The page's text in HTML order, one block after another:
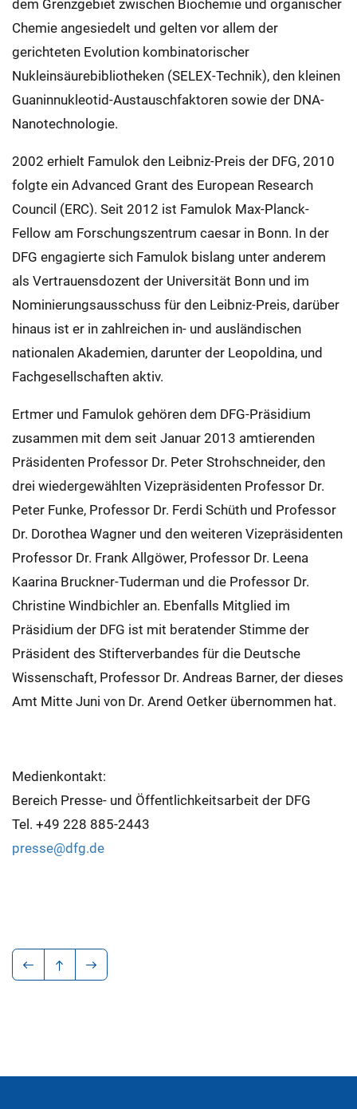
dem Grenzgebiet zwischen Biochemie und organischer
Chemie angesiedelt und gelten vor allem der
gerichteten Evolution kombinatorischer
Nukleinsäurebibliotheken (SELEX-Technik), den kleinen
Guaninnukleotid-Austauschfaktoren sowie der DNA-
Nanotechnologie.
2002 erhielt Famulok den Leibniz-Preis der DFG, 2010
folgte ein Advanced Grant des European Research
Council (ERC). Seit 2012 ist Famulok Max-Planck-
Fellow am Forschungszentrum caesar in Bonn. In der
DFG engagierte sich Famulok bislang unter anderem
als Vertrauensdozent der Universität Bonn und im
Nominierungsausschuss für den Leibniz-Preis, darüber
hinaus ist er in zahlreichen in- und ausländischen
nationalen Akademien, darunter der Leopoldina, und
Fachgesellschaften aktiv.
Ertmer und Famulok gehören dem DFG-Präsidium
zusammen mit dem seit Januar 2013 amtierenden
Präsidenten Professor Dr. Peter Strohschneider, den
drei wiedergewählten Vizepräsidenten Professor Dr.
Peter Funke, Professor Dr. Ferdi Schüth und Professor
Dr. Dorothea Wagner und den weiteren Vizepräsidenten
Professor Dr. Frank Allgöwer, Professor Dr. Leena
Kaarina Bruckner-Tuderman und die Professor Dr.
Christine Windbichler an. Ebenfalls Mitglied im
Präsidium der DFG ist mit beratender Stimme der
Präsident des Stifterverbandes für die Deutsche
Wissenschaft, Professor Dr. Andreas Barner, der dieses
Amt Mitte Juni von Dr. Arend Oetker übernommen hat.
Medienkontakt:
Bereich Presse- und Öffentlichkeitsarbeit der DFG
Tel. +49 228 885-2443
presse@dfg.de